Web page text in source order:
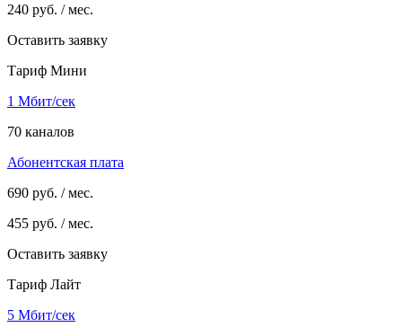
240 руб. / мес.
Оставить заявку
Тариф Мини
1 Мбит/сек
70 каналов
Абонентская плата
690 руб. / мес.
455 руб. / мес.
Оставить заявку
Тариф Лайт
5 Мбит/сек